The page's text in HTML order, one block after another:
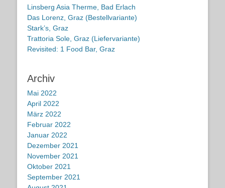
Linsberg Asia Therme, Bad Erlach
Das Lorenz, Graz (Bestellvariante)
Stark’s, Graz
Trattoria Sole, Graz (Liefervariante)
Revisited: 1 Food Bar, Graz
Archiv
Mai 2022
April 2022
März 2022
Februar 2022
Januar 2022
Dezember 2021
November 2021
Oktober 2021
September 2021